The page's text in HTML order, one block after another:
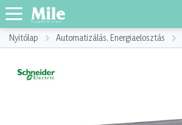
Nyitólap Automatizálás, Energiaelosztás